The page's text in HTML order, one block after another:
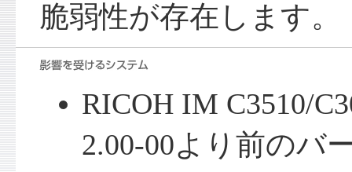
脆弱性が存在します。
RICOH IM C3510/
2.00-00より前のバ